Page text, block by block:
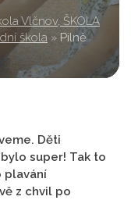
Vlčnov, ŠKOLA
škola » Pilně
Děti
super! Tak to
plavání
z chvil po